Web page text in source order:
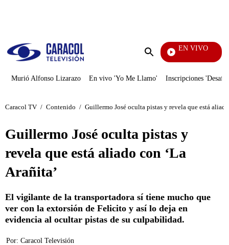
Enviar
EN VIVO
Día A Día
Murió Alfonso Lizarazo En vivo 'Yo Me Llamo' Inscripciones
Caracol TV / Contenido / Guillermo José oculta pistas y revela que está
Guillermo José oculta pistas y
revela que está aliado con ‘La
Arañita’
El vigilante de la transportadora sí tiene mucho que
ver con la extorsión de Felicito y así lo deja en
evidencia al ocultar pistas de su culpabilidad.
Por: Caracol Televisión